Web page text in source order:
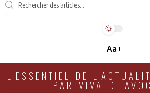
Aa
L'ESSENTIEL DE
PAR VIVALDI